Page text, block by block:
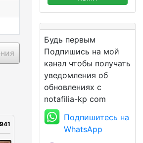
Будь первым
Подпишись на мой
канал чтобы получать
уведомления об
обновлениях с
notafilia-kp com
Подпишитесь на
WhatsApp